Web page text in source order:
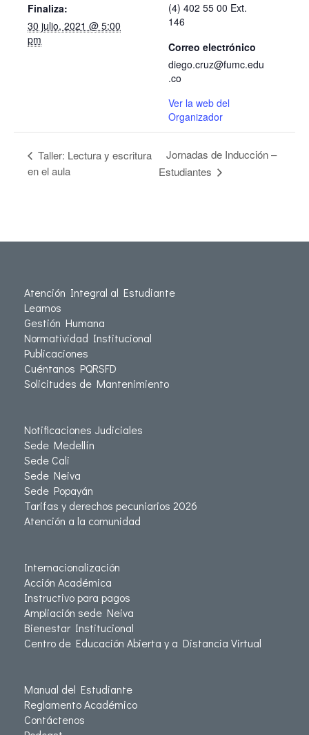
Finaliza:
30 julio, 2021 @ 5:00
pm
(4) 402 55 00 Ext.
146
Correo electrónico
diego.cruz@fumc.edu
.co
Ver la web del
Organizador
Taller: Lectura y escritura
en el aula
Jornadas de Inducción –
Estudiantes
Atención Integral al Estudiante
Leamos
Gestión Humana
Normatividad Institucional
Publicaciones
Cuéntanos PQRSFD
Solicitudes de Mantenimiento
Notificaciones Judiciales
Sede Medellín
Sede Cali
Sede Neiva
Sede Popayán
Tarifas y derechos pecuniarios 2026
Atención a la comunidad
Internacionalización
Acción Académica
Instructivo para pagos
Ampliación sede Neiva
Bienestar Institucional
Centro de Educación Abierta y a Distancia Virtual
Manual del Estudiante
Reglamento Académico
Contáctenos